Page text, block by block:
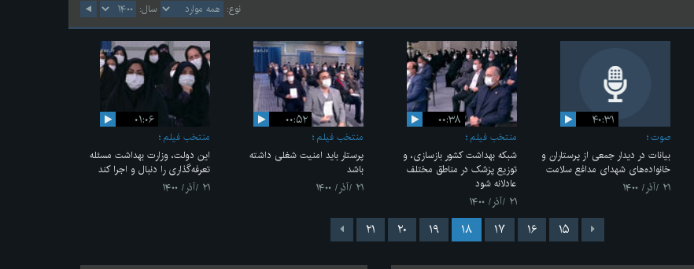
نوع: سال:
۴۰:۳۱
صوت
بیانات در دیدار جمعی از پرستاران و
خانواده‌های شهدای مدافع سلامت
۲۱ /آذر/ ۱۴۰۰
۰۰:۳۸
منتخب فیلم
شبکه بهداشت کشور بازسازی، و
توزیع پزشک در مناطق مختلف
عادلانه شود
۲۱ /آذر/ ۱۴۰۰
۰۰:۵۲
منتخب فیلم
پرستار باید امنیت شغلی داشته
باشد
۲۱ /آذر/ ۱۴۰۰
۰۱:۰۶
منتخب فیلم
این دولت، وزارت بهداشت مسئله
تعرفه‌گذاری را دنبال و اجرا کند
۲۱ /آذر/ ۱۴۰۰
۱۵ ۱۶ ۱۷ ۱۸ ۱۹ ۲۰ ۲۱